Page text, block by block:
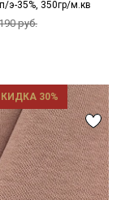
э-35%, 350гр/м.кв
руб.
30%